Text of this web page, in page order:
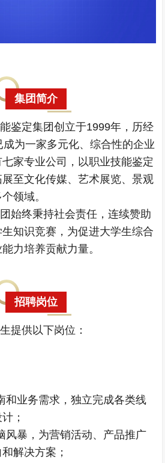
集团简介
鉴定集团创立于1999年，历经
为一家多元化、综合性的企业
家专业公司，以职业技能鉴定
至文化传媒、艺术展览、景观
领域。
始终秉持社会责任，连续赞助
知识竞赛，为促进大学生综合
力培养贡献力量。
招聘岗位
提供以下岗位：
和业务需求，独立完成各类线
；
风暴，为营销活动、产品推广
解决方案；